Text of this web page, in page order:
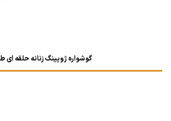
گوشواره ژوپینگ زنانه حلقه ای